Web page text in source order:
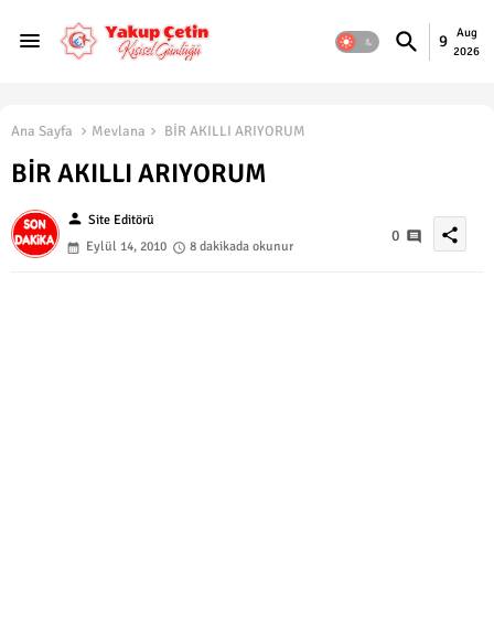
9
Aug
2026
Ana Sayfa Mevlana BİR AKILLI ARIYORUM
BİR AKILLI ARIYORUM
person Site Editörü
Eylül 14, 2010
8 dakikada okunur
0 share